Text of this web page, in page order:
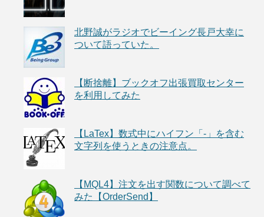
北野誠がラジオでビーイング長戸大幸に
ついて語っていた。
【断捨離】ブックオフ出張買取センター
を利用してみた
【LaTex】数式中にハイフン「-」を含む
文字列を使うときの注意点。
【MQL4】注文を出す関数について調べて
みた【OrderSend】